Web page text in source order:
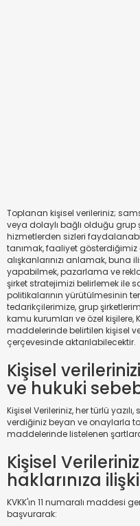
Toplanan kişisel verileriniz;
veya dolaylı bağlı olduğu
hizmetlerden sizleri
tanımak, faaliyet
alışkanlarınızı anlamak, buna
yapabilmek, pazarlama ve
şirket stratejimizi belirlemek ile
politikalarının yürütülmesinin
tedarikçilerimize, grup
kamu kurumları ve özel kişilere,
maddelerinde belirtilen kişisel
çerçevesinde aktarılabilecektir.
Kişisel
ve hukuki
Kişisel Verileriniz, her türlü
verdiğiniz beyan ve onaylarla
maddelerinde listelenen
Kişisel
haklarınıza
KVKK'ın 11 numaralı maddesi
başvurarak: